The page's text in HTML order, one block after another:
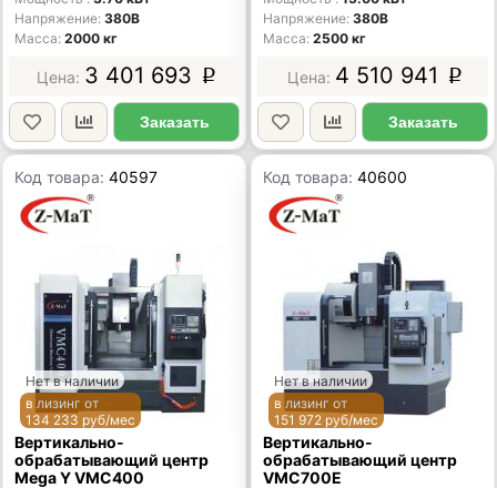
Напряжение 380В
Масса 2000 кг
3 401 693 p
Заказать
Напряжение 380В
Масса 2500 кг
4 510 941 p
Заказать
Код товара:40597
Нет в наличии
в лизинг от
134 233 руб/мес
Вертикально-
обрабатывающий центр
Mega Y VMC400
Код товара:40600
Нет в наличии
в лизинг от
151 972 руб/мес
Вертикально-
обрабатывающий центр
VMC700E